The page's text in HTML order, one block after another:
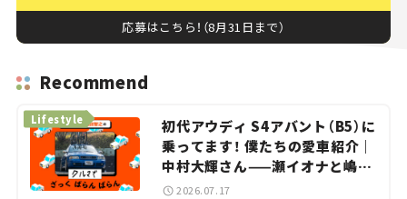
応募はこちら！（8月31日まで）
Recommend
初代アウディ S4アバント（B5）に
乗ってます！ 僕たちの愛車紹介｜
中村大輝さん——瀬イオナと嶋田
智之の「クルマでざっくばらんば
Lifestyle
2026.07.17